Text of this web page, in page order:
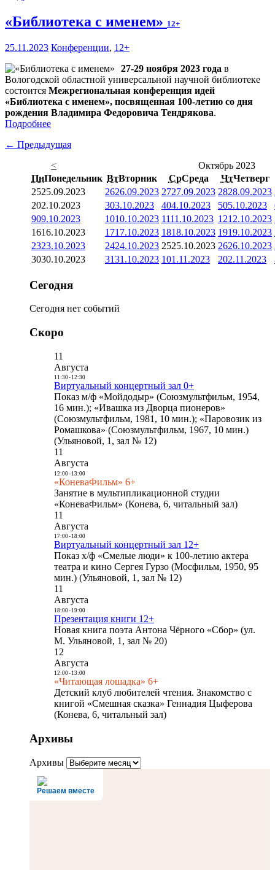
«Библиотека с именем» 12+
25.11.2023 Конференции, 12+
27-29 ноября 2023 года в
Вологодской областной универсальной научной библиотеке
состоится Межрегиональная конференция идей
«Библиотека с именем», посвященная 100-летию со дня
рождения Владимира Федоровича Тендрякова.
Подробнее
← Предыдущая
<
Октябрь 2023
ПнПонедельник ВтВторник СрСреда ЧтЧетверг
2525.09.2023 2626.09.2023 2727.09.2023 2828.09.2023
202.10.2023 303.10.2023 404.10.2023 505.10.2023
909.10.2023 1010.10.2023 1111.10.2023 1212.10.2023
1616.10.2023 1717.10.2023 1818.10.2023 1919.10.2023
2323.10.2023 2424.10.2023 2525.10.2023 2626.10.2023
3030.10.2023 3131.10.2023 101.11.2023 202.11.2023
Сегодня
Сегодня нет событий
Скоро
11
Августа
11:30- 12:30
Виртуальный концертный зал 0+
Показ м/ф «Мойдодыр» (Союзмультфильм, 1954,
16 мин.); «Ивашка из Дворца пионеров»
(Союзмультфильм, 1981, 10 мин.); «Паровозик из
Ромашкова» (Союзмультфильм, 1967, 10 мин.)
(Ульяновой, 1, зал № 12)
11
Августа
12:00- 13:00
«КоневаФильм» 6+
Занятие в мультипликационной студии
«КоневаФильм» (Конева, 6, читальный зал)
11
Августа
17:00- 18:00
Виртуальный концертный зал 12+
Показ х/ф «Смелые люди» к 100-летию актера
театра и кино Сергея Гурзо (Мосфильм, 1950, 95
мин.) (Ульяновой, 1, зал № 12)
11
Августа
18:00- 19:00
Презентация книги 12+
Новая книга поэта Антона Чёрного «Сбор» (ул.
М. Ульяновой, 1, зал № 20)
12
Августа
12:00- 13:00
«Читающая лошадка» 6+
Детский клуб любителей чтения. Знакомство с
книгой «Смешная сказка» Геннадия Цыферова
(Конева, 6, читальный зал)
Архивы
Архивы
Решаем вместе